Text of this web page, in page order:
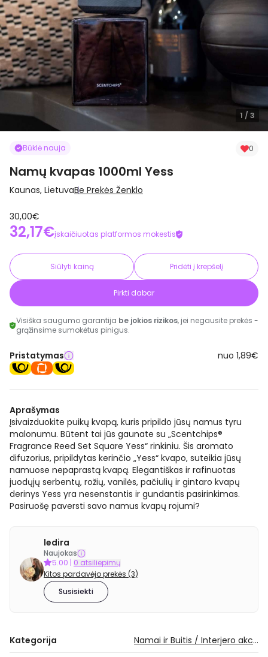
1 / 3
Būklė nauja 0
Namų kvapas 1000ml Yess
Kaunas, LietuvaBe Prekės Ženklo
30,00€
32,17€įskaičiuotas platformos mokestis
Siūlyti kainą Pridėti į krepšelį
Pirkti dabar
Visiška saugumo garantija be jokios rizikos, jei negausite prekės -
grąžinsime sumokėtus pinigus.
Pristatymas nuo 1,89€
Aprašymas
Įsivaizduokite puikų kvapą, kuris pripildo jūsų namus tyru
malonumu. Būtent tai jūs gaunate su „Scentchips®
Fragrance Reed Set Square Yess“ rinkiniu. Šis aromato
difuzorius, pripildytas kerinčio „Yess“ kvapo, suteikia jūsų
namuose nepaprastą kvapą. Elegantiškas ir rafinuotas
juodųjų serbentų, rožių, vanilės, pačiulių ir gintaro kvapų
derinys Yess yra nesenstantis ir gundantis pasirinkimas.
Pasiruošę paversti savo namus kvapų rojumi?
ledira
Naujokas
5.00 | 0 atsiliepimų
Kitos pardavėjo prekės (3)
Susisiekti
Kategorija Namai ir Buitis / Interjero akcentai / Namų kvapai